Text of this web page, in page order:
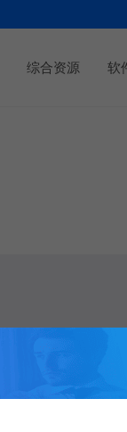
综合资源 软